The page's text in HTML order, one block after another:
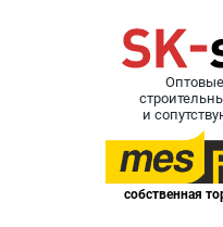
и
собственная